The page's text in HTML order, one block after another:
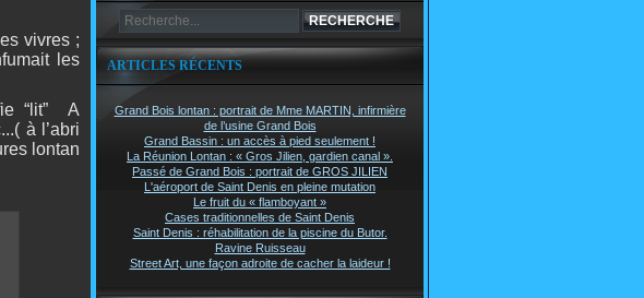
vivres ;
les
“lit”
A
à l’abri
lontan
ARTICLES RÉCENTS
Grand Bois lontan : portrait de Mme MARTIN, infirmière
de l’usine Grand Bois
Grand Bassin : un accès à pied seulement !
La Réunion Lontan : « Gros Jilien, gardien canal ».
Passé de Grand Bois : portrait de GROS JILIEN
L'aéroport de Saint Denis en pleine mutation
Le fruit du « flamboyant »
Cases traditionnelles de Saint Denis
Saint Denis : réhabilitation de la piscine du Butor.
Ravine Ruisseau
Street Art, une façon adroite de cacher la laideur !